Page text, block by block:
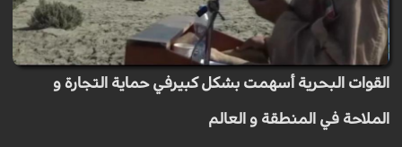
القوات البحرية أسهمت بشكل كبيرفي حماية التجارة و
الملاحة في المنطقة و العالم